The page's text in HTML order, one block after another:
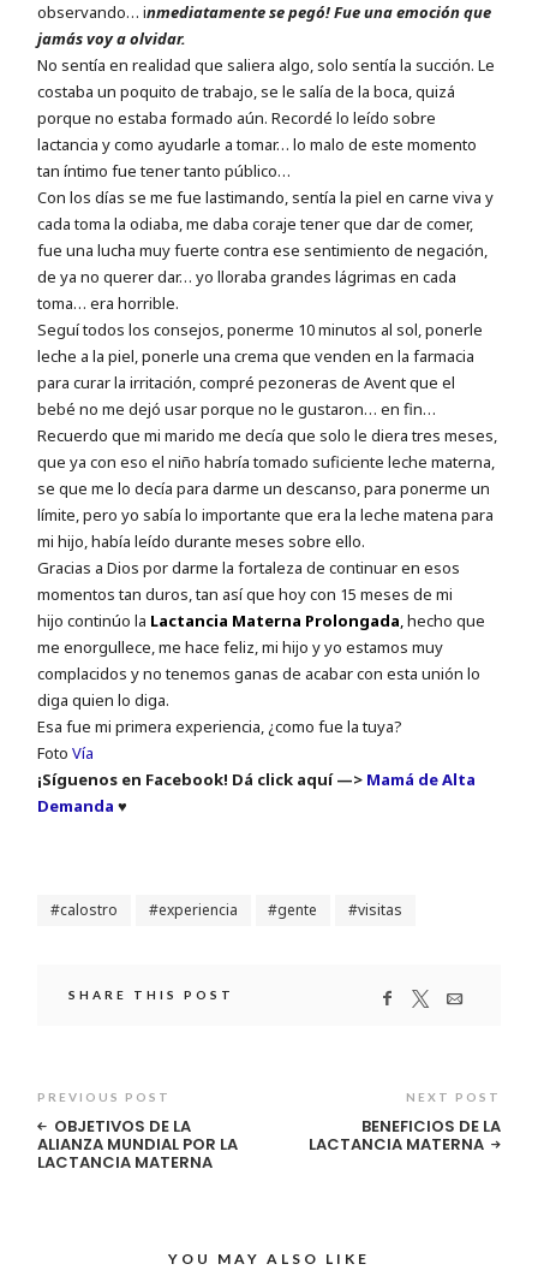
observando… inmediatamente se pegó! Fue una emoción que
jamás voy a olvidar.
No sentía en realidad que saliera algo, solo sentía la succión. Le
costaba un poquito de trabajo, se le salía de la boca, quizá
porque no estaba formado aún. Recordé lo leído sobre
lactancia y como ayudarle a tomar… lo malo de este momento
tan íntimo fue tener tanto público…
Con los días se me fue lastimando, sentía la piel en carne viva y
cada toma la odiaba, me daba coraje tener que dar de comer,
fue una lucha muy fuerte contra ese sentimiento de negación,
de ya no querer dar… yo lloraba grandes lágrimas en cada
toma… era horrible.
Seguí todos los consejos, ponerme 10 minutos al sol, ponerle
leche a la piel, ponerle una crema que venden en la farmacia
para curar la irritación, compré pezoneras de Avent que el
bebé no me dejó usar porque no le gustaron… en fin…
Recuerdo que mi marido me decía que solo le diera tres meses,
que ya con eso el niño habría tomado suficiente leche materna,
se que me lo decía para darme un descanso, para ponerme un
límite, pero yo sabía lo importante que era la leche matena para
mi hijo, había leído durante meses sobre ello.
Gracias a Dios por darme la fortaleza de continuar en esos
momentos tan duros, tan así que hoy con 15 meses de mi
hijo continúo la Lactancia Materna Prolongada,hecho que
me enorgullece, me hace feliz, mi hijo y yo estamos muy
complacidos y no tenemos ganas de acabar con esta unión lo
diga quien lo diga.
Esa fue mi primera experiencia, ¿como fue la tuya?
FotoVía
¡Síguenos en Facebook! Dá click aquí —> Mamá de Alta
Demanda ♥
calostro experiencia gente visitas
SHARE THIS POST
PREVIOUS POST
OBJETIVOS DE LA
ALIANZA MUNDIAL POR LA
LACTANCIA MATERNA
NEXT POST
BENEFICIOS DE LA
LACTANCIA MATERNA
YOU MAY ALSO LIKE